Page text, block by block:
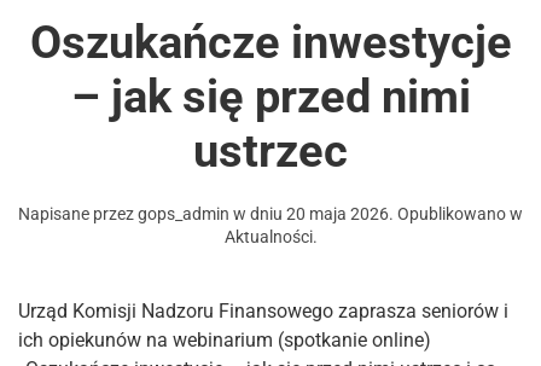
Oszukańcze inwestycje
– jak się przed nimi
ustrzec
Napisane przezgops_admin w dniu 20 maja 2026. Opublikowano w
Aktualności.
Urząd Komisji Nadzoru Finansowego zaprasza seniorów i
ich opiekunów na webinarium (spotkanie online)